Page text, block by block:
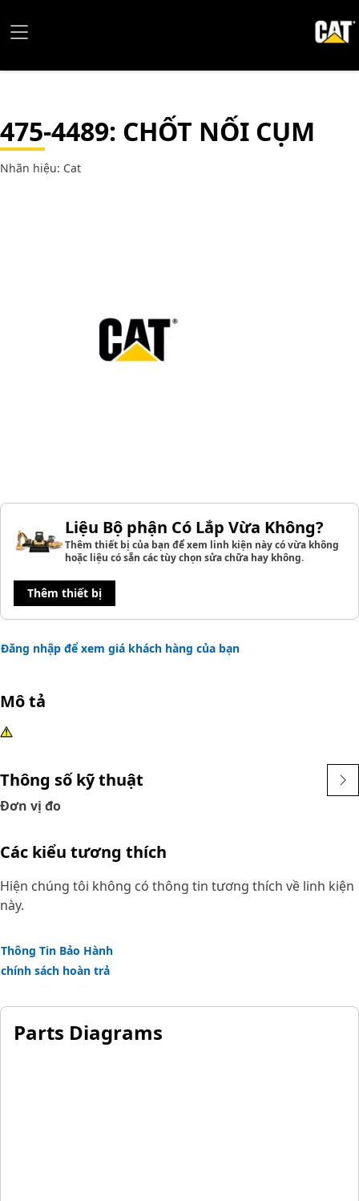
475-4489: CHỐT NỐI CỤM
Nhãn hiệu: Cat
Liệu Bộ phận Có Lắp Vừa Không?
Thêm thiết bị của bạn để xem linh kiện này có vừa không
hoặc liệu có sẵn các tùy chọn sửa chữa hay không.
Thêm thiết bị
Đăng nhập để xem giá khách hàng của bạn
Mô tả
Thông số kỹ thuật
Đơn vị đo
Các kiểu tương thích
Hiện chúng tôi không có thông tin tương thích về linh kiện
này.
Thông Tin Bảo Hành
chính sách hoàn trả
Parts Diagrams